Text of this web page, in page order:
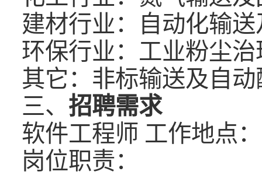
建材行业：自动化输
环保行业：工业粉尘
其它：非标输送及自
三、 招聘需求
软件工程师 工作地点
岗位职责：